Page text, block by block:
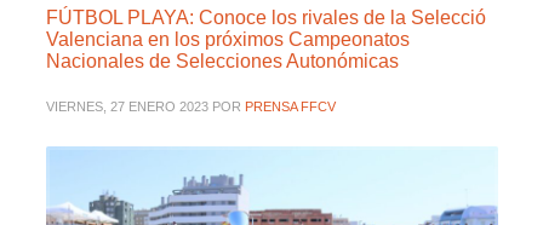
FÚTBOL PLAYA: Conoce los rivales de la Selecció
Valenciana en los próximos Campeonatos
Nacionales de Selecciones Autonómicas
VIERNES, 27 ENERO 2023 POR PRENSA FFCV